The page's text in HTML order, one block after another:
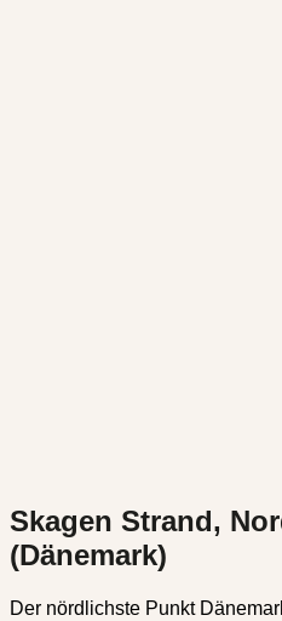
Skagen Strand,
(Dänemark)
Der nördlichste Punkt